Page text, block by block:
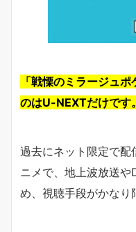
「戦慄のミラージュ
のはU-NEXTだけです。
過去にネット限定で配
ニメで、地上波放送や
め、視聴手段がかなり